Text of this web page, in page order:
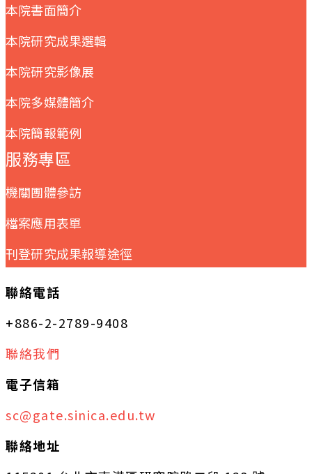
本院書面簡介
本院研究成果選輯
本院研究影像展
本院多媒體簡介
本院簡報範例
服務專區
機關團體參訪
檔案應用表單
刊登研究成果報導途徑
聯絡電話
+886-2-2789-9408
聯絡我們
電子信箱
sc@gate.sinica.edu.tw
聯絡地址